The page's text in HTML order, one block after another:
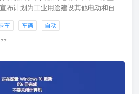
计划为工业用途建设其他电动和自动
为重工业提供新的电气产品来扩大其领
车 车辆 自动